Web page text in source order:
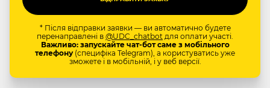
* Після відправки заявки — ви автоматично будете
перенаправлені в @UDC_chatbot для оплати участі.
Важливо: запускайте чат-бот саме з мобільного
телефону(специфіка Telegram), а користуватись уже
зможете і в мобільній, і у веб версії.